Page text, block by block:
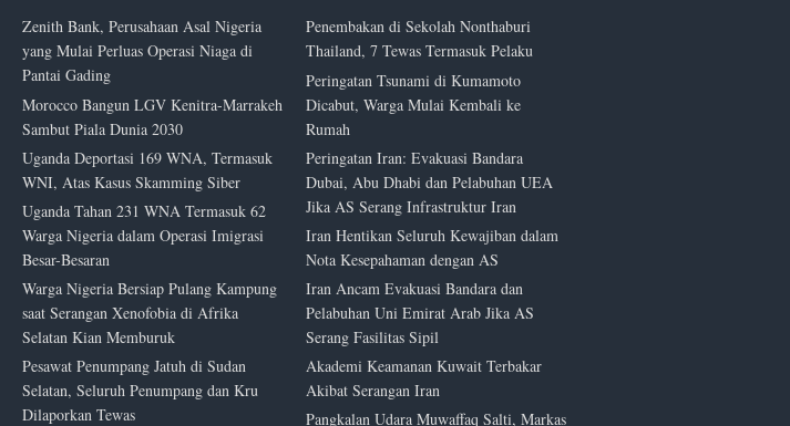
Zenith Bank, Perusahaan Asal Nigeria
yang Mulai Perluas Operasi Niaga di
Pantai Gading
Morocco Bangun LGV Kenitra-Marrakeh
Sambut Piala Dunia 2030
Uganda Deportasi 169 WNA, Termasuk
WNI, Atas Kasus Skamming Siber
Uganda Tahan 231 WNA Termasuk 62
Warga Nigeria dalam Operasi Imigrasi
Besar-Besaran
Warga Nigeria Bersiap Pulang Kampung
saat Serangan Xenofobia di Afrika
Selatan Kian Memburuk
Pesawat Penumpang Jatuh di Sudan
Selatan, Seluruh Penumpang dan Kru
Dilaporkan Tewas
Penembakan di Sekolah Nonthaburi
Thailand, 7 Tewas Termasuk Pelaku
Peringatan Tsunami di Kumamoto
Dicabut, Warga Mulai Kembali ke
Rumah
Peringatan Iran: Evakuasi Bandara
Dubai, Abu Dhabi dan Pelabuhan UEA
Jika AS Serang Infrastruktur Iran
Iran Hentikan Seluruh Kewajiban dalam
Nota Kesepahaman dengan AS
Iran Ancam Evakuasi Bandara dan
Pelabuhan Uni Emirat Arab Jika AS
Serang Fasilitas Sipil
Akademi Keamanan Kuwait Terbakar
Akibat Serangan Iran
Pangkalan Udara Muwaffaq Salti, Markas